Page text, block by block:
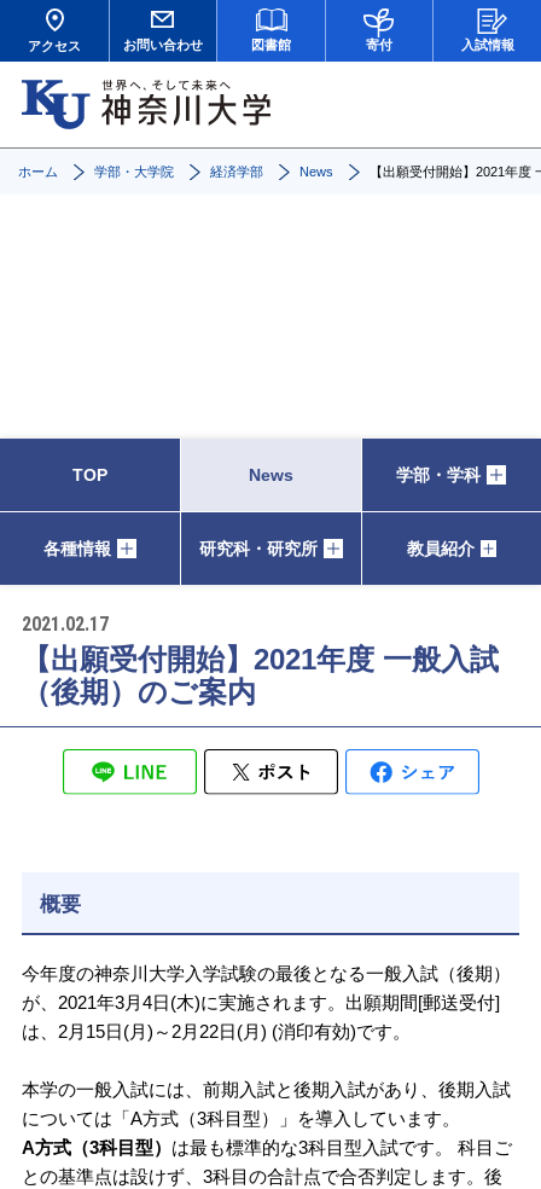
アクセス お問い合わせ 図書館 寄付 入試情報
ホーム 学部・大学院 経済学部 News 【出願受付開始】2021年度
TOP News 学部・学科
各種情報 研究科・研究所 教員紹介
2021.02.17
【出願受付開始】2021年度 一般入試
（後期）のご案内
概要
今年度の神奈川大学入学試験の最後となる一般入試（後期）
が、2021年3月4日(木)に実施されます。出願期間[郵送受付]
は、2月15日(月)～2月22日(月) (消印有効)です。
本学の一般入試には、前期入試と後期入試があり、後期入試
については「A方式（3科目型）」を導入しています。
A方式（3科目型） は最も標準的な3科目型入試です。 科目ご
との基準点は設けず、3科目の合計点で合否判定します。後